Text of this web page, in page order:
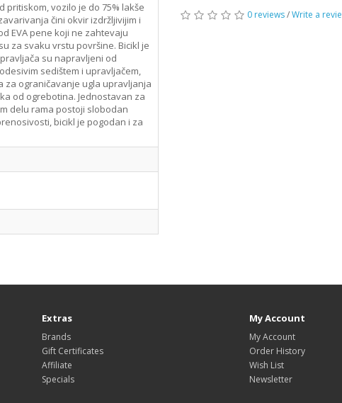
vozilo je do 75% lakše
čini okvir izdržljivijim i
EVA pene koji ne zahtevaju
za svaku vrstu površine. Bicikl je
su napravljeni od
sedištem i upravljačem,
za ograničavanje ugla upravljanja
od ogrebotina. Jednostavan za
delu rama postoji slobodan
bicikl je pogodan i za
0 reviews/Write a
Extras
Brands
Gift Certificates
Affiliate
Specials
My Account
My Account
Order History
Wish List
Newsletter